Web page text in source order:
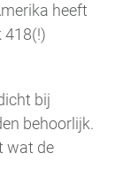
heeft
418(!)
bij
behoorlijk.
wat de